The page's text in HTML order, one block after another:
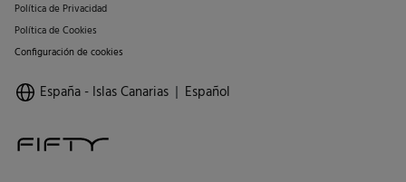
Política de Privacidad
Política de Cookies
Configuración de cookies
España - Islas Canarias Español